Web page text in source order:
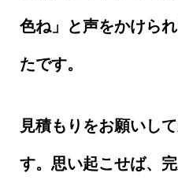
色ね」と声をかけら
たです。
見積もりをお願いし
す。思い起こせば、